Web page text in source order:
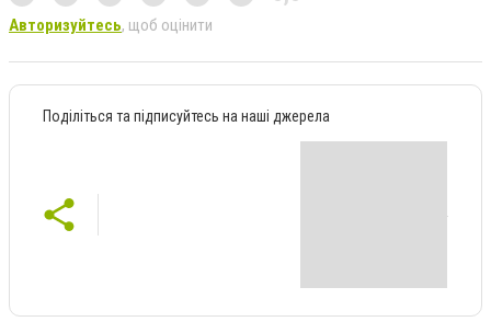
Авторизуйтесь, щоб оцінити
Поділіться та підписуйтесь на наші джерела